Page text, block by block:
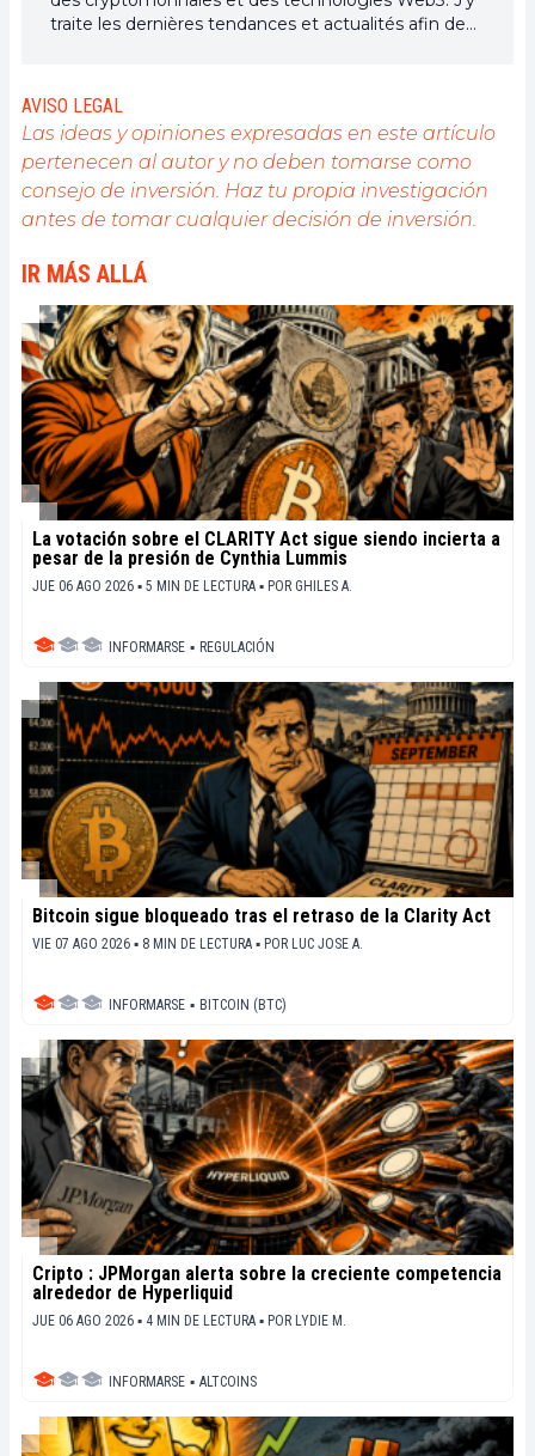
traite les dernières tendances et actualités afin de
AVISO LEGAL
Las ideas y opiniones expresadas en este artículo
pertenecen al autor y no deben tomarse como
consejo de inversión. Haz tu propia investigación
antes de tomar cualquier decisión de inversión.
IR MÁS ALLÁ
La votación sobre el CLARITY Act sigue siendo incierta a
pesar de la presión de Cynthia Lummis
JUE 06 AGO 2026 ▪ 5 MIN DE LECTURA ▪ POR GHILES A.
INFORMARSE ▪ REGULACIÓN
Bitcoin sigue bloqueado tras el retraso de la Clarity Act
VIE 07 AGO 2026 ▪ 8 MIN DE LECTURA ▪ POR LUC JOSE A.
INFORMARSE ▪ BITCOIN (BTC)
Cripto : JPMorgan alerta sobre la creciente competencia
alrededor de Hyperliquid
JUE 06 AGO 2026 ▪ 4 MIN DE LECTURA ▪ POR LYDIE M.
INFORMARSE ▪ ALTCOINS